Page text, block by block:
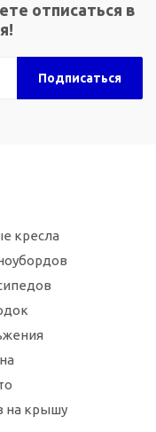
отписаться в
кресла
на крышу